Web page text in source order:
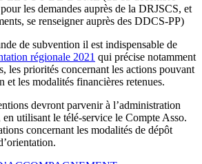
les demandes auprès de la DRJSCS, et
se renseigner auprès des DDCS-PP)
de subvention il est indispensable de
régionale 2021 qui précise notamment
les priorités concernant les actions pouvant
et les modalités financières retenues.
devront parvenir à l’administration
utilisant le télé-service le Compte Asso.
concernant les modalités de dépôt